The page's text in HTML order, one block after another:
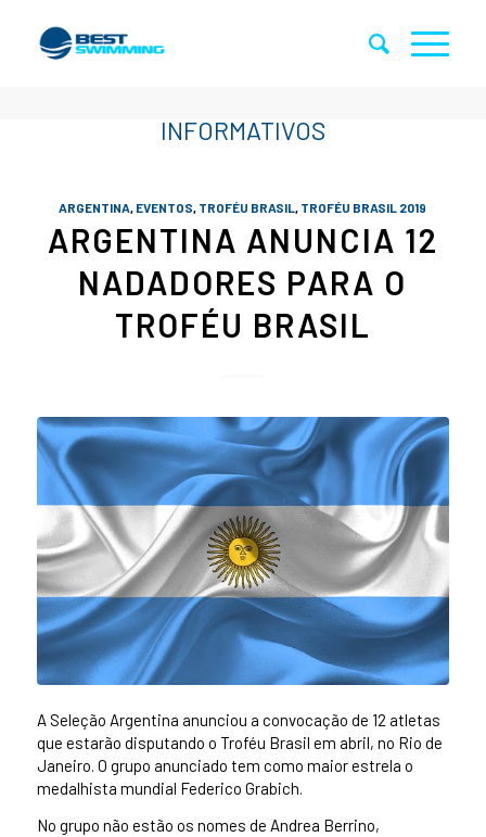
ARGENTINA, EVENTOS, TROFÉU BRASIL, TROFÉU BRASIL 2019
ARGENTINA ANUNCIA 12
NADADORES PARA O
TROFÉU BRASIL
A Seleção Argentina anunciou a convocação de 12 atletas
que estarão disputando o Troféu Brasil em abril, no Rio de
Janeiro. O grupo anunciado tem como maior estrela o
medalhista mundial Federico Grabich.
No grupo não estão os nomes de Andrea Berrino,